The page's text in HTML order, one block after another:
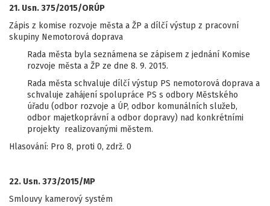
21. Usn. 375/2015/ORÚP
Zápis z komise rozvoje města a ŽP a dílčí výstup z pracovní
skupiny Nemotorová doprava
Rada města byla seznámena se zápisem z jednání Komise
rozvoje města a ŽP ze dne 8. 9. 2015.
Rada města schvaluje dílčí výstup PS nemotorová doprava a
schvaluje zahájení spolupráce PS s odbory Městského
úřadu (odbor rozvoje a ÚP, odbor komunálních služeb,
odbor majetkoprávní a odbor dopravy) nad konkrétními
projekty realizovanými městem.
Hlasování: Pro 8, proti 0, zdrž. 0
22. Usn. 373/2015/MP
Smlouvy kamerový systém